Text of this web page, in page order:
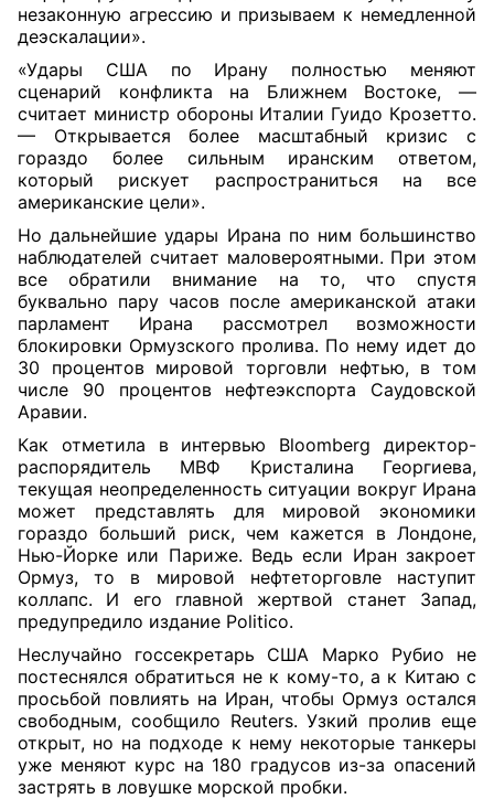
незаконную агрессию и призываем к немедленной
деэскалации».
«Удары США по Ирану полностью меняют
сценарий конфликта на Ближнем Востоке, —
считает министр обороны Италии Гуидо Крозетто.
— Открывается более масштабный кризис c
гораздо более сильным иранским ответом,
который рискует распространиться на все
американские цели».
Но дальнейшие удары Ирана по ним большинство
наблюдателей считает маловероятными. При этом
все обратили внимание на то, что спустя
буквально пару часов после американской атаки
парламент Ирана рассмотрел возможности
блокировки Ормузского пролива. По нему идет до
30 процентов мировой торговли нефтью, в том
числе 90 процентов нефтеэкспорта Саудовской
Аравии.
Как отметила в интервью Bloomberg директор-
распорядитель МВФ Кристалина Георгиева,
текущая неопределенность ситуации вокруг Ирана
может представлять для мировой экономики
гораздо больший риск, чем кажется в Лондоне,
Нью-Йорке или Париже. Ведь если Иран закроет
Ормуз, то в мировой нефтеторговле наступит
коллапс. И его главной жертвой станет Запад,
предупредило издание Politico.
Неслучайно госсекретарь США Марко Рубио не
постеснялся обратиться не к кому-то, а к Китаю с
просьбой повлиять на Иран, чтобы Ормуз остался
свободным, сообщило Reuters. Узкий пролив еще
открыт, но на подходе к нему некоторые танкеры
уже меняют курс на 180 градусов из-за опасений
застрять в ловушке морской пробки.